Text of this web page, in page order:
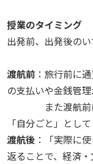
授業のタイミング
出発前、出発後のい
渡航前 ：旅行前に
の支払いや金銭管理
また渡航前に学
「自分ごと」とし
渡航後 ：「実際に
返ることで、経済